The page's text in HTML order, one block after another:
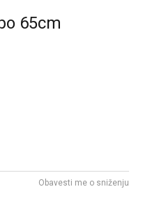
65cm
Obavesti me o sniženju